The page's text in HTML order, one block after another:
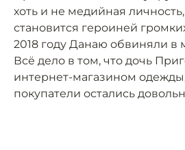
хоть и не медийная
становится героиней
2018 году Данаю обвиняли в
Всё дело в том, что дочь
интернет-магазином
покупатели остались